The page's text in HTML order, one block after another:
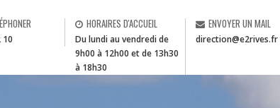
10
HORAIRES D'ACCUEIL
Du lundi au vendredi de
9h00 à 12h00 et de 13h30
à 18h30
ENVOYER UN MAIL
direction@e2rives.fr